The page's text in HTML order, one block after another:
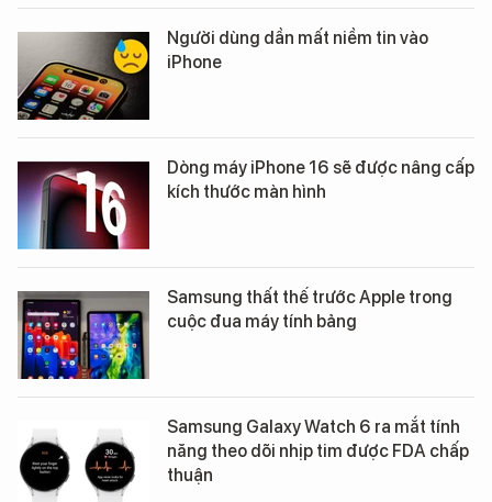
Người dùng dần mất niềm tin vào
iPhone
Dòng máy iPhone 16 sẽ được nâng cấp
kích thước màn hình
Samsung thất thế trước Apple trong
cuộc đua máy tính bảng
Samsung Galaxy Watch 6 ra mắt tính
năng theo dõi nhịp tim được FDA chấp
thuận